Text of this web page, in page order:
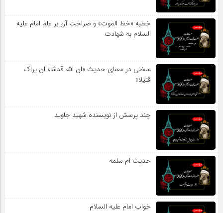
خطبه «خط الموت» و صراحت آن بر علم امام علیه
السلام به شهادت
سخنی در معنای حدیث «ان الله قدشاء ان یراک
قتیلا»
چند پرسش از نویسنده شهید جاوید
حدیث ام سلمه
خواب امام علیه السلام